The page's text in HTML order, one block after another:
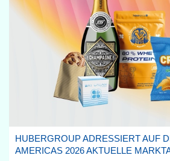
HUBERGROUP ADRESSIERT AUF
AMERICAS 2026 AKTUELLE